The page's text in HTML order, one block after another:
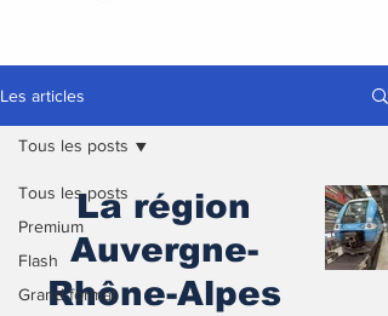
Les articles
Tous les posts
Premium
Flash
Grand format
Tous les posts
La région
Auvergne-
Rhône-Alpes